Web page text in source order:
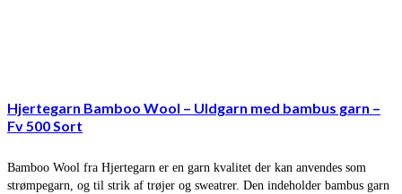
Hjertegarn Bamboo Wool – Uldgarn med bambus garn –
Fv 500 Sort
Bamboo Wool fra Hjertegarn er en garn kvalitet der kan anvendes som
strømpegarn, og til strik af trøjer og sweatrer. Den indeholder bambus garn